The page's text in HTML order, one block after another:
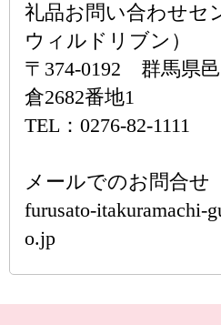
礼品お問い合わせセ
ウィルドリブン）
〒374-0192 群馬県
倉2682番地1
TEL：0276-82-1111
メールでのお問合せ
furusato-itakuramachi-
o.jp